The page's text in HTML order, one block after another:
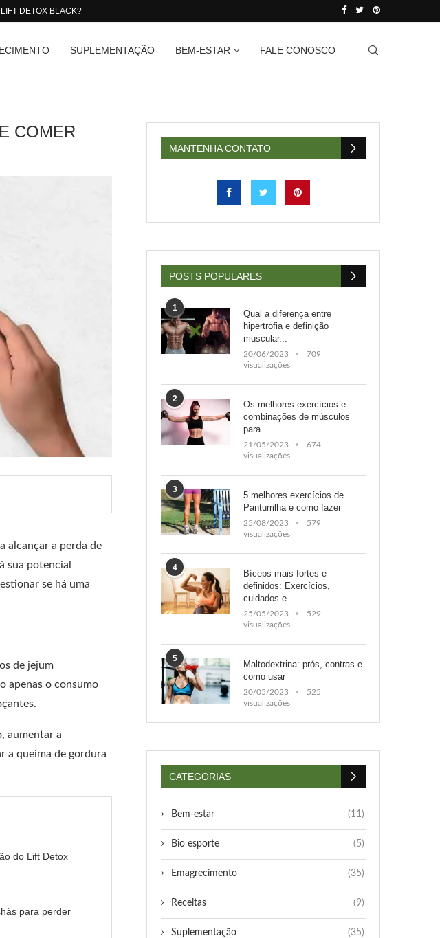
DETOX BLACK?
SUPLEMENTAÇÃO BEM-ESTAR FALE CONOSCO
COMER
alcançar a perda de
sua potencial
se há uma
de jejum
apenas o consumo
aumentar a
a queima de gordura
do Lift Detox
para perder
MANTENHA CONTATO
POSTS POPULARES
1
Qual a diferença entre
hipertrofia e definição
muscular...
20/06/2023
709
visualizações
2
Os melhores exercícios e
combinações de músculos
para...
21/05/2023
674
visualizações
3
5 melhores exercícios de
Panturrilha e como fazer
25/08/2023
579
visualizações
4
Bíceps mais fortes e
definidos: Exercícios,
cuidados e...
25/05/2023
529
visualizações
5
Maltodextrina: prós, contras e
como usar
20/05/2023
525
visualizações
CATEGORIAS
Bem-estar (11)
Bio esporte (5)
Emagrecimento (35)
Receitas (9)
Suplementação (35)